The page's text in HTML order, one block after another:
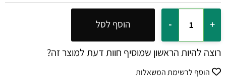
הוסף לסל
רוצה להיות הראשון שמוסיף חוות דעת למוצר זה?
הוסף לרשימת המשאלות